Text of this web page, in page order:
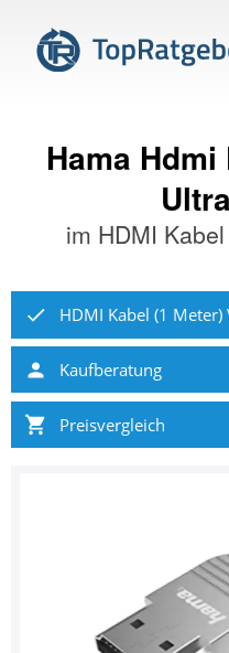
Hama
im HDMI
HDMI Kabel (1 Meter)
Kaufberatung
Preisvergleich